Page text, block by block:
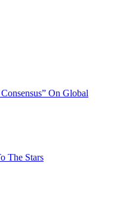
On Global
The Stars